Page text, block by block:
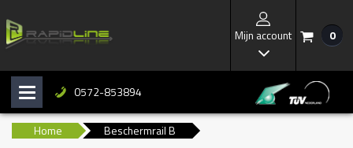
Mijn account
I
/ 0
H b 0572-853894
Home
Beschermrail B